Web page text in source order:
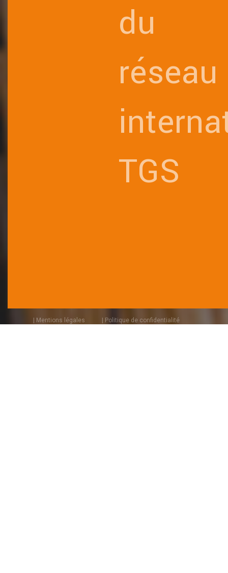
du
réseau
TGS
| Mentions légales | Politique de confidentialité